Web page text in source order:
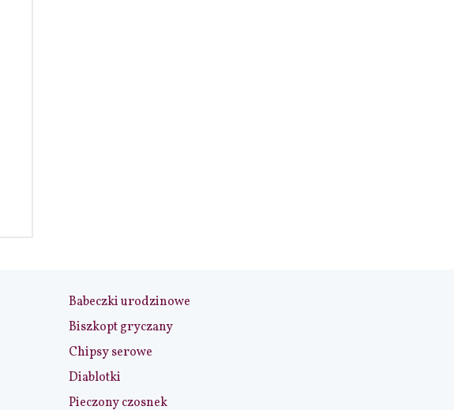
Babeczki urodzinowe
Biszkopt gryczany
Chipsy serowe
Diablotki
Pieczony czosnek